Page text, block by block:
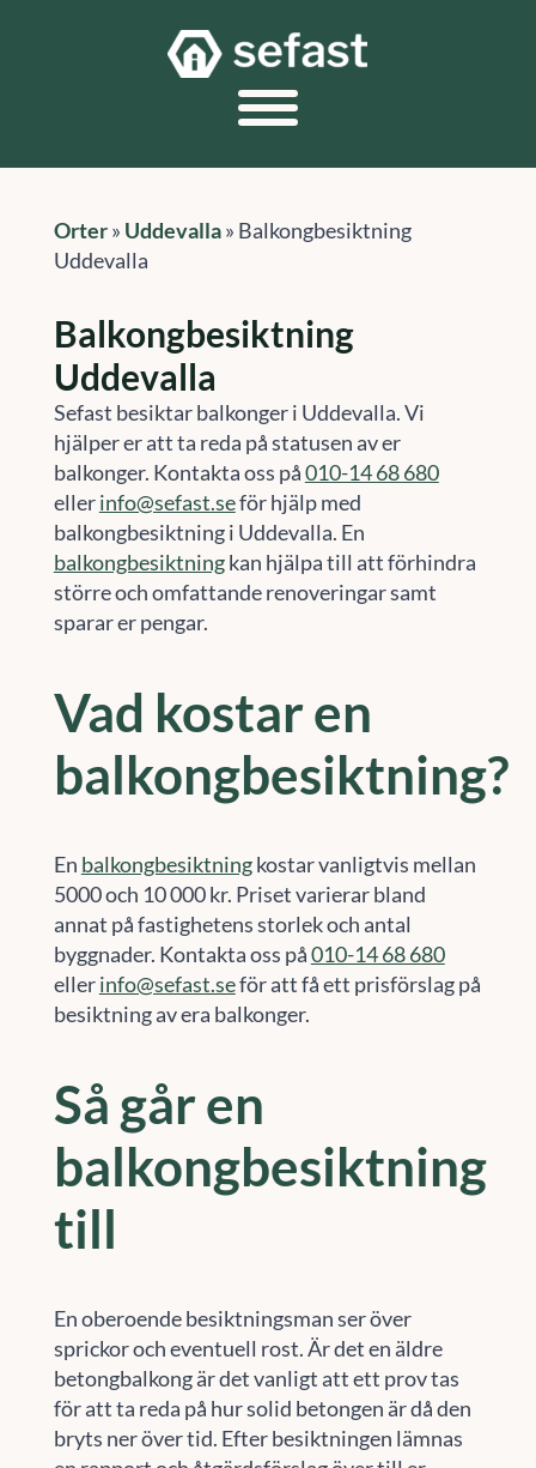
Orter» Uddevalla» Balkongbesiktning
Uddevalla
Balkongbesiktning
Uddevalla
Sefast besiktar balkonger i Uddevalla. Vi
hjälper er att ta reda på statusen av er
balkonger. Kontakta oss på010-14 68 680
ellerinfo@sefast.seför hjälp med
balkongbesiktning i Uddevalla. En
balkongbesiktningkan hjälpa till att förhindra
större och omfattande renoveringar samt
sparar er pengar.
Vad kostar en
balkongbesiktning?
En balkongbesiktningkostar vanligtvis mellan
5000 och 10 000 kr. Priset varierar bland
annat på fastighetens storlek och antal
byggnader. Kontakta oss på010-14 68 680
ellerinfo@sefast.seför att få ett prisförslag på
besiktning av era balkonger.
Så går en
balkongbesiktning
till
En oberoende besiktningsman ser över
sprickor och eventuell rost. Är det en äldre
betongbalkong är det vanligt att ett prov tas
för att ta reda på hur solid betongen är då den
bryts ner över tid. Efter besiktningen lämnas